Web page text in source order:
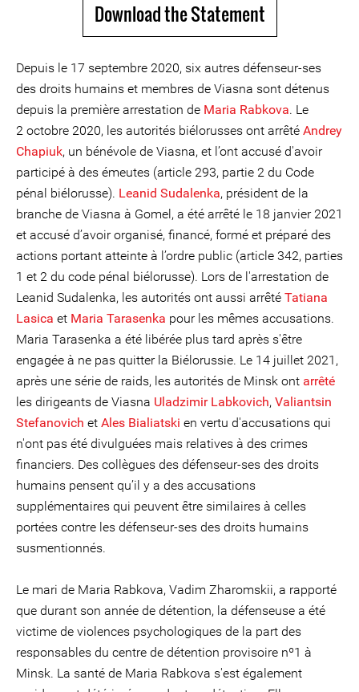
Download the Statement
Depuis le 17 septembre 2020, six autres défenseur-ses
des droits humains et membres de Viasna sont détenus
depuis la première arrestation de Maria Rabkova. Le
2 octobre 2020, les autorités biélorusses ont arrêté Andrey
Chapiuk, un bénévole de Viasna, et l’ont accusé d'avoir
participé à des émeutes (article 293, partie 2 du Code
pénal biélorusse). Leanid Sudalenka, président de la
branche de Viasna à Gomel, a été arrêté le 18 janvier 2021
et accusé d’avoir organisé, financé, formé et préparé des
actions portant atteinte à l’ordre public (article 342, parties
1 et 2 du code pénal biélorusse). Lors de l'arrestation de
Leanid Sudalenka, les autorités ont aussi arrêté Tatiana
Lasica et Maria Tarasenka pour les mêmes accusations.
Maria Tarasenka a été libérée plus tard après s'être
engagée à ne pas quitter la Biélorussie. Le 14 juillet 2021,
après une série de raids, les autorités de Minsk ont arrêté
les dirigeants de Viasna Uladzimir Labkovich, Valiantsin
Stefanovich et Ales Bialiatski en vertu d'accusations qui
n'ont pas été divulguées mais relatives à des crimes
financiers. Des collègues des défenseur-ses des droits
humains pensent qu’il y a des accusations
supplémentaires qui peuvent être similaires à celles
portées contre les défenseur-ses des droits humains
susmentionnés.
Le mari de Maria Rabkova, Vadim Zharomskii, a rapporté
que durant son année de détention, la défenseuse a été
victime de violences psychologiques de la part des
responsables du centre de détention provisoire nº1 à
Minsk. La santé de Maria Rabkova s'est également